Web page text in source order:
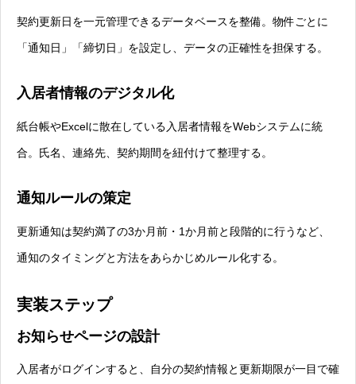
契約更新日を一元管理できるデータベースを整備。物件ごとに
「通知日」「締切日」を設定し、データの正確性を担保する。
入居者情報のデジタル化
紙台帳やExcelに散在している入居者情報をWebシステムに統
合。氏名、連絡先、契約期間を紐付けて整理する。
通知ルールの策定
更新通知は契約満了の3か月前・1か月前と段階的に行うなど、
通知のタイミングと方法をあらかじめルール化する。
実装ステップ
お知らせページの設計
入居者がログインすると、自分の契約情報と更新期限が一目で確